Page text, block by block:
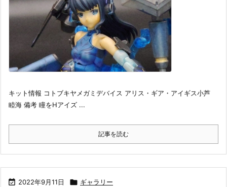
キット情報 コトブキヤメガミデバイス アリス・ギア・アイギス小芦
睦海 備考 瞳をHアイズ ...
記事を読む
 2022年9月11日  ギャラリー